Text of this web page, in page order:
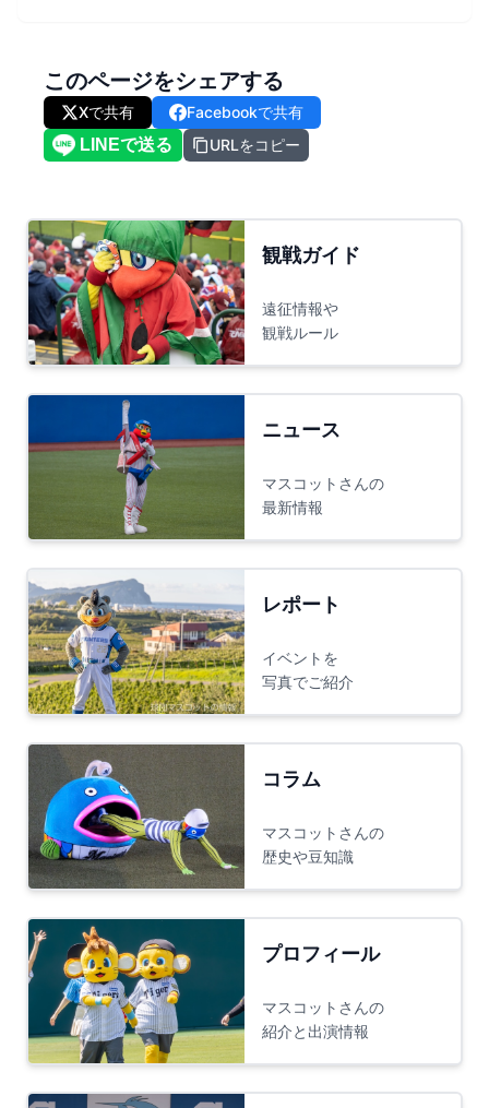
このページをシェアする
Xで共有
Facebookで共有
URLをコピー
観戦ガイド
遠征情報や
観戦ルール
ニュース
マスコットさんの
最新情報
レポート
イベントを
写真でご紹介
コラム
マスコットさんの
歴史や豆知識
プロフィール
マスコットさんの
紹介と出演情報